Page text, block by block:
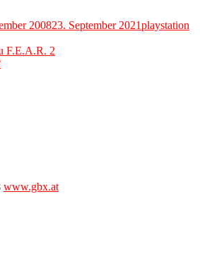
200823. September 2021playstation
F.E.A.R. 2
www.gbx.at